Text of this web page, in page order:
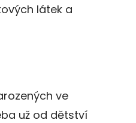
látek a
ve
už od dětství